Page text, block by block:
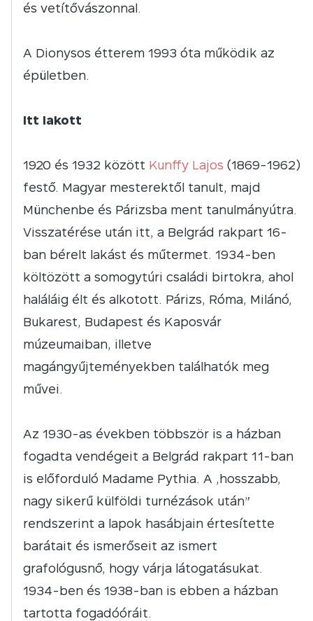
és vetítővászonnal.
A Dionysos étterem 1993 óta működik az
épületben.
Itt lakott
1920 és 1932 között Kunffy Lajos (1869-1962)
festő. Magyar mesterektől tanult, majd
Münchenbe és Párizsba ment tanulmányútra.
Visszatérése után itt, a Belgrád rakpart 16-
ban bérelt lakást és műtermet. 1934-ben
költözött a somogytúri családi birtokra, ahol
haláláig élt és alkotott. Párizs, Róma, Milánó,
Bukarest, Budapest és Kaposvár
múzeumaiban, illetve
magángyűjteményekben találhatók meg
művei.
Az 1930-as években többször is a házban
fogadta vendégeit a Belgrád rakpart 11-ban
is előforduló Madame Pythia. A „hosszabb,
nagy sikerű külföldi turnézások után”
rendszerint a lapok hasábjain értesítette
barátait és ismerőseit az ismert
grafológusnő, hogy várja látogatásukat.
1934-ben és 1938-ban is ebben a házban
tartotta fogadóóráit.